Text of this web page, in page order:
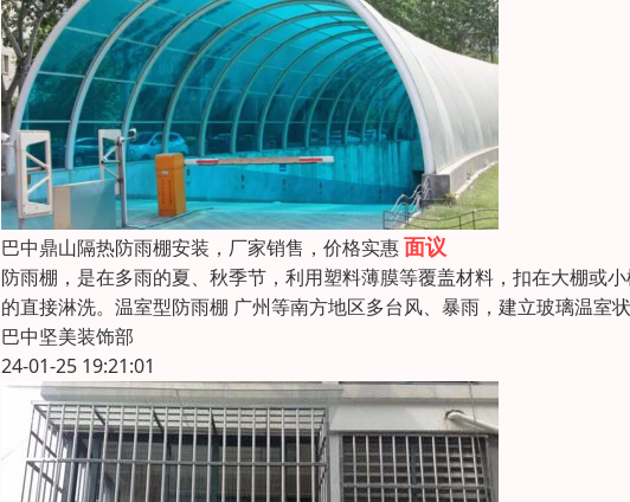
巴中鼎山隔热防雨棚安装，厂家销售，价格实惠面议
防雨棚，是在多雨的夏、秋季节，利用塑料薄膜等覆盖材料，扣在大棚或
的直接淋洗。温室型防雨棚 广州等南方地区多台风、暴雨，建立玻璃温室
巴中坚美装饰部
24-01-25 19:21:01